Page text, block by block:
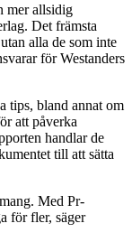
mer allsidig
Det främsta
alla de som inte
för Westanders
tips, bland annat om
att påverka
handlar de
till att sätta
Med Pr-
för fler, säger